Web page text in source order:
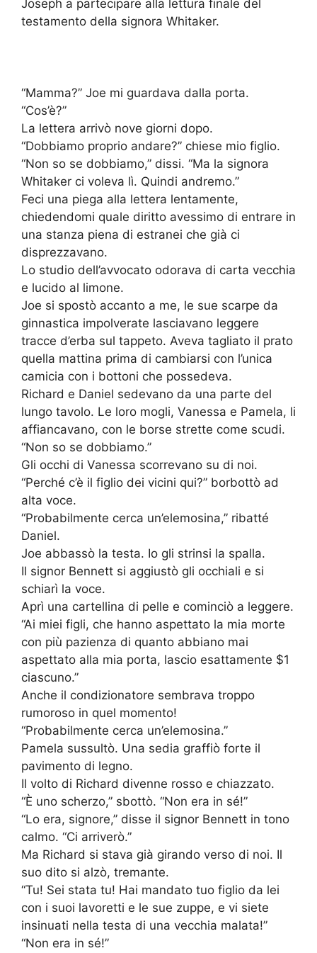
Joseph a partecipare alla lettura finale del
testamento della signora Whitaker.
“Mamma?” Joe mi guardava dalla porta.
“Cos’è?”
La lettera arrivò nove giorni dopo.
“Dobbiamo proprio andare?” chiese mio figlio.
“Non so se dobbiamo,” dissi. “Ma la signora
Whitaker ci voleva lì. Quindi andremo.”
Feci una piega alla lettera lentamente,
chiedendomi quale diritto avessimo di entrare in
una stanza piena di estranei che già ci
disprezzavano.
Lo studio dell’avvocato odorava di carta vecchia
e lucido al limone.
Joe si spostò accanto a me, le sue scarpe da
ginnastica impolverate lasciavano leggere
tracce d’erba sul tappeto. Aveva tagliato il prato
quella mattina prima di cambiarsi con l’unica
camicia con i bottoni che possedeva.
Richard e Daniel sedevano da una parte del
lungo tavolo. Le loro mogli, Vanessa e Pamela, li
affiancavano, con le borse strette come scudi.
“Non so se dobbiamo.”
Gli occhi di Vanessa scorrevano su di noi.
“Perché c’è il figlio dei vicini qui?” borbottò ad
alta voce.
“Probabilmente cerca un’elemosina,” ribatté
Daniel.
Joe abbassò la testa. Io gli strinsi la spalla.
Il signor Bennett si aggiustò gli occhiali e si
schiarì la voce.
Aprì una cartellina di pelle e cominciò a leggere.
“Ai miei figli, che hanno aspettato la mia morte
con più pazienza di quanto abbiano mai
aspettato alla mia porta, lascio esattamente $1
ciascuno.”
Anche il condizionatore sembrava troppo
rumoroso in quel momento!
“Probabilmente cerca un’elemosina.”
Pamela sussultò. Una sedia graffiò forte il
pavimento di legno.
Il volto di Richard divenne rosso e chiazzato.
“È uno scherzo,” sbottò. “Non era in sé!”
“Lo era, signore,” disse il signor Bennett in tono
calmo. “Ci arriverò.”
Ma Richard si stava già girando verso di noi. Il
suo dito si alzò, tremante.
“Tu! Sei stata tu! Hai mandato tuo figlio da lei
con i suoi lavoretti e le sue zuppe, e vi siete
insinuati nella testa di una vecchia malata!”
“Non era in sé!”